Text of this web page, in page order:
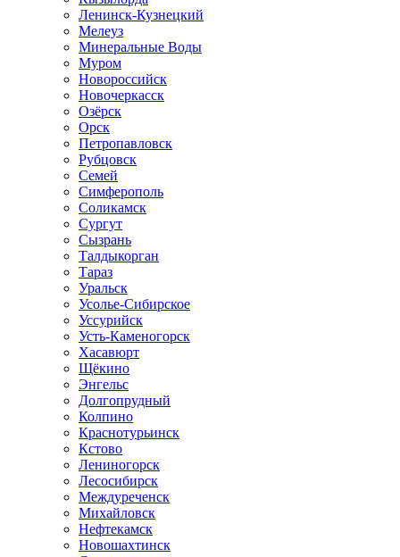
Ленинск-Кузнецкий
Мелеуз
Минеральные Воды
Муром
Новороссийск
Новочеркасск
Озёрск
Орск
Петропавловск
Рубцовск
Семей
Симферополь
Соликамск
Сургут
Сызрань
Талдыкорган
Тараз
Уральск
Усолье-Сибирское
Уссурийск
Усть-Каменогорск
Хасавюрт
Щёкино
Энгельс
Долгопрудный
Колпино
Краснотурьинск
Кстово
Лениногорск
Лесосибирск
Междуреченск
Михайловск
Нефтекамск
Новошахтинск